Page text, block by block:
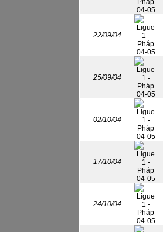
22/09/04
25/09/04
02/10/04
17/10/04
24/10/04